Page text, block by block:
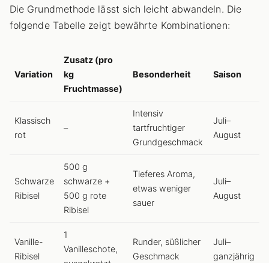
Die Grundmethode lässt sich leicht abwandeln. Die
folgende Tabelle zeigt bewährte Kombinationen:
Variation
Zusatz (pro
kg
Fruchtmasse)
Besonderheit Saison
Klassisch
rot
–
Intensiv
tartfruchtiger
Grundgeschmack
Juli–
August
Schwarze
Ribisel
500 g
schwarze +
500 g rote
Ribisel
Tieferes Aroma,
etwas weniger
sauer
Juli–
August
Vanille-
Ribisel
1
Vanilleschote,
Runder, süßlicher
Geschmack
Juli–
ganzjährig